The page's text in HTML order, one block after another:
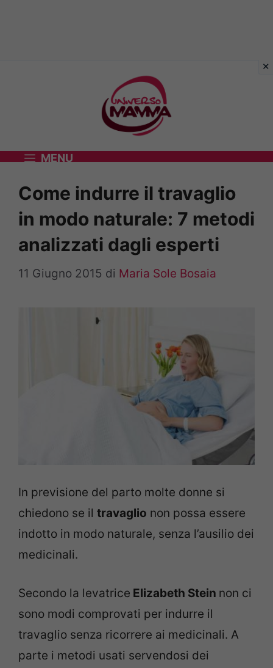
MENU
Come indurre il travaglio
in modo naturale: 7 metodi
analizzati dagli esperti
11 Giugno 2015 di Maria Sole Bosaia
In previsione del parto molte donne si
chiedono se il travaglio non possa essere
indotto in modo naturale, senza l’ausilio dei
medicinali.
Secondo la levatrice Elizabeth Stein non ci
sono modi comprovati per indurre il
travaglio senza ricorrere ai medicinali. A
parte i metodi usati servendosi dei